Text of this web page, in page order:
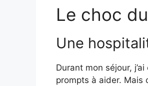
Le choc
Une
Durant mon séjour,
prompts à aider. Mais